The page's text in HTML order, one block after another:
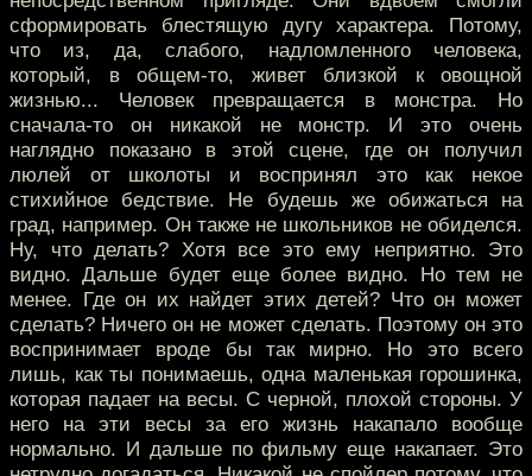
сформировать блестящую дугу характера. Потому,
что из, да, слабого, надломленного человека,
который, в общем-то, живет близкой к овощной
жизнью... Человек превращается в монстра. Но
сначала-то он никакой не монстр. И это очень
наглядно показано в этой сцене, где он получил
люлей от школоты и воспринял это как некое
стихийное бедствие. Не будешь же обижаться на
град, например. Он также не школьников не обиделся.
Ну, что делать? Хотя все это ему неприятно. Это
видно. Дальше будет еще более видно. Но тем не
менее. Где он их найдет этих детей? Что он может
сделать? Ничего он не может сделать. Поэтому он это
воспринимает вроде бы так мирно. Но это всего
лишь, как ты понимаешь, одна маленькая горошинка,
которая падает на весы. С черной, плохой стороны. У
него на эти весы за его жизнь накапало вообще
нормально. И дальше по фильму еще накапает. Это